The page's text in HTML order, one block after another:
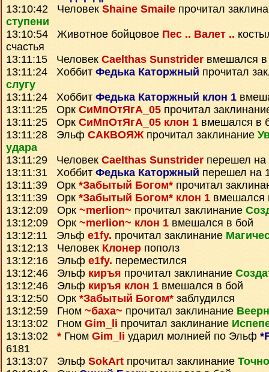
13:10:42 Человек Shaine Smaile прочитал
ступени
13:10:54 Животное бойцовое Пес .. Валет ..
счастья
13:11:15 Человек Caelthas Sunstrider вмешался в
13:11:24 Хоббит Федька Каторжный прочитал
слугу
13:11:24 Хоббит Федька Каторжный клон 1
13:11:25 Орк СиМпОтЯгА_05 прочитал
13:11:25 Орк СиМпОтЯгА_05 клон 1 вмешался в
13:11:28 Эльф САКВОЯЖпрочитал заклинание
удара
13:11:29 Человек Caelthas Sunstrider перешел на
13:11:31 Хоббит Федька Каторжный перешел на
13:11:39 Орк *Забытый Богом* прочитал
13:11:39 Орк *Забытый Богом* клон 1 вмешался
13:12:09 Орк ~merlion~ прочитал заклинание
13:12:09 Орк ~merlion~ клон 1 вмешался в бой
13:12:11 Эльф e1fy. прочитал заклинание
13:12:13 Человек Клонер пополз
13:12:16 Эльф e1fy. переместился
13:12:46 Эльф киръя прочитал заклинание
13:12:46 Эльф киръя клон 1 вмешался в бой
13:12:50 Орк *Забытый Богом* заблудился
13:12:59 Гном ~баха~ прочитал заклинание
13:13:02 Гном Gim_li прочитал заклинание
13:13:02 * Гном Gim_li ударил молнией по Эльф
6181
13:13:07 Эльф SokArt прочитал заклинание